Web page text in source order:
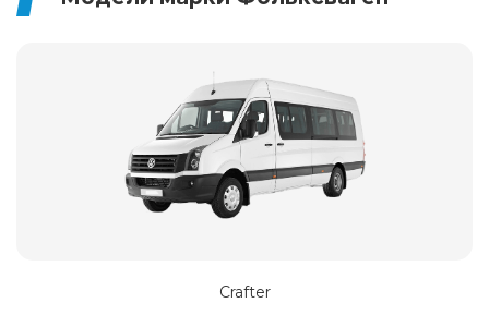
Crafter